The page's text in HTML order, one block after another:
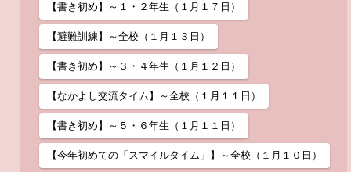
【書き初め】～１・２年生（１月１７日）
【避難訓練】～全校（１月１３日）
【書き初め】～３・４年生（１月１２日）
【なかよし交流タイム】～全校（１月１１日）
【書き初め】～５・６年生（１月１１日）
【今年初めての「スマイルタイム」】～全校（１月１０日）